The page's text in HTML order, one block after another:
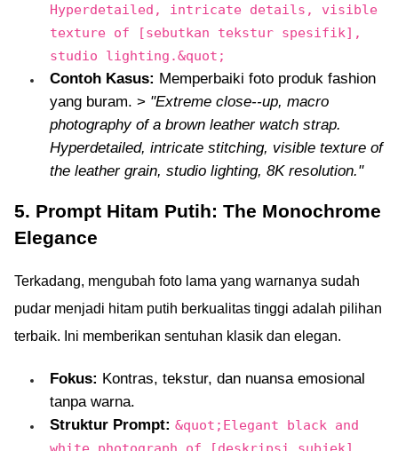
Hyperdetailed, intricate details, visible
texture of [sebutkan tekstur spesifik],
studio lighting.&quot;
Contoh Kasus: Memperbaiki foto produk fashion
yang buram. > "Extreme close--up, macro
photography of a brown leather watch strap.
Hyperdetailed, intricate stitching, visible texture of
the leather grain, studio lighting, 8K resolution."
5. Prompt Hitam Putih: The Monochrome
Elegance
Terkadang, mengubah foto lama yang warnanya sudah
pudar menjadi hitam putih berkualitas tinggi adalah pilihan
terbaik. Ini memberikan sentuhan klasik dan elegan.
Fokus: Kontras, tekstur, dan nuansa emosional
tanpa warna.
Struktur Prompt: &quot;Elegant black and